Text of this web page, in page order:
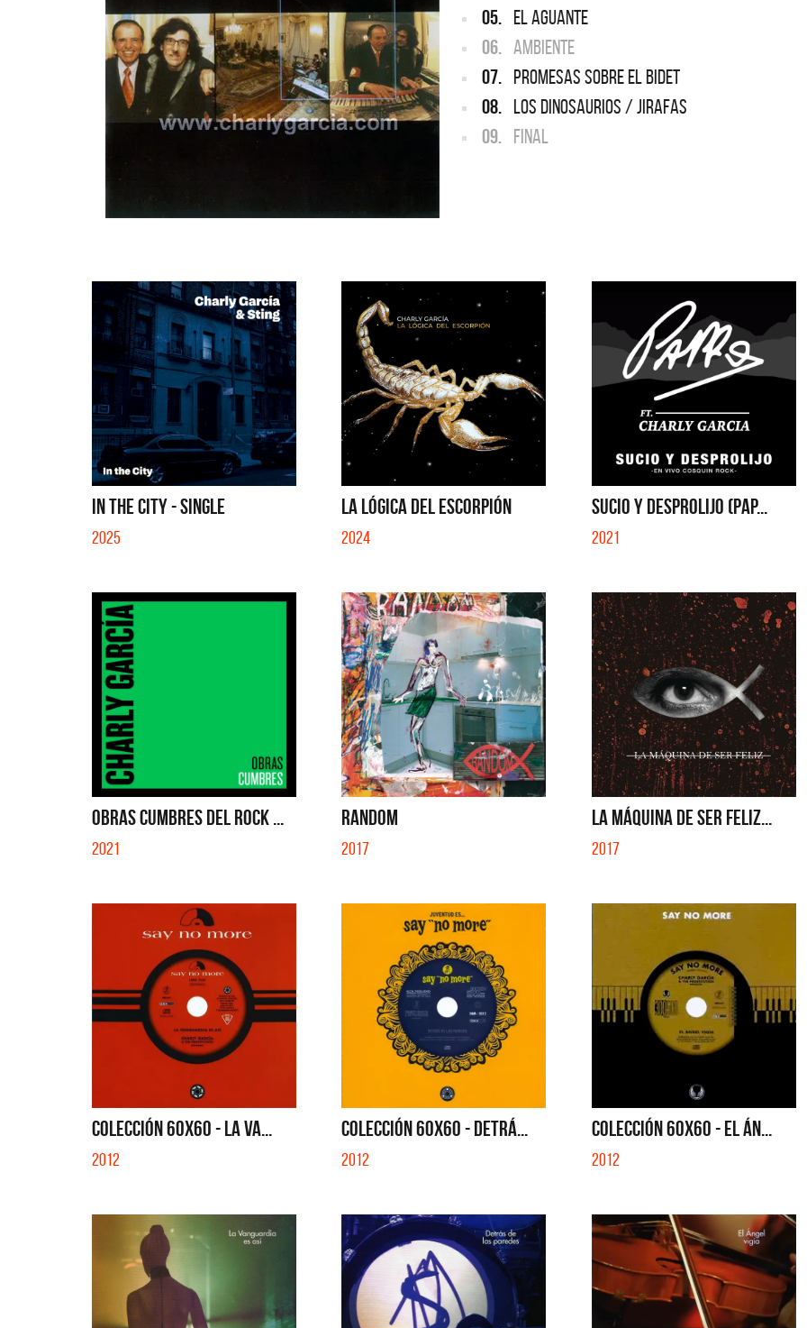
05. EL AGUANTE
06. AMBIENTE
07. PROMESAS SOBRE EL BIDET
08. LOS DINOSAURIOS / JIRAFAS
09. FINAL
IN THE CITY - SINGLE
2025
LA LÓGICA DEL ESCORPIÓN
2024
SUCIO Y DESPROLIJO (PAP...
2021
OBRAS CUMBRES DEL ROCK ...
2021
RANDOM
2017
LA MÁQUINA DE SER FELIZ...
2017
COLECCIÓN 60X60 - LA VA...
2012
COLECCIÓN 60X60 - DETRÁ...
2012
COLECCIÓN 60X60 - EL ÁN...
2012